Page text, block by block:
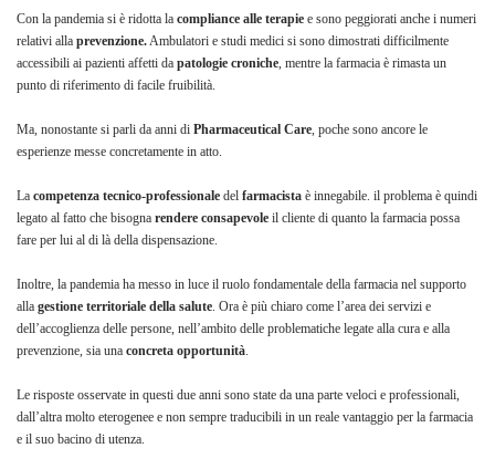
Con la pandemia si è ridotta la compliance alle terapie e sono peggiorati anche i numeri
relativi alla prevenzione.Ambulatori e studi medici si sono dimostrati difficilmente
accessibili ai pazienti affetti da patologie croniche, mentre la farmacia è rimasta un
punto di riferimento di facile fruibilità.
Ma, nonostante si parli da anni di Pharmaceutical Care, poche sono ancore le
esperienze messe concretamente in atto.
La competenza tecnico-professionale del farmacista è innegabile. il problema è quindi
legato al fatto che bisogna rendere consapevole il cliente di quanto la farmacia possa
fare per lui al di là della dispensazione.
Inoltre, la pandemia ha messo in luce il ruolo fondamentale della farmacia nel supporto
alla gestione territoriale della salute. Ora è più chiaro come l’area dei servizi e
dell’accoglienza delle persone, nell’ambito delle problematiche legate alla cura e alla
prevenzione, sia una concreta opportunità.
Le risposte osservate in questi due anni sono state da una parte veloci e professionali,
dall’altra molto eterogenee e non sempre traducibili in un reale vantaggio per la farmacia
e il suo bacino di utenza.